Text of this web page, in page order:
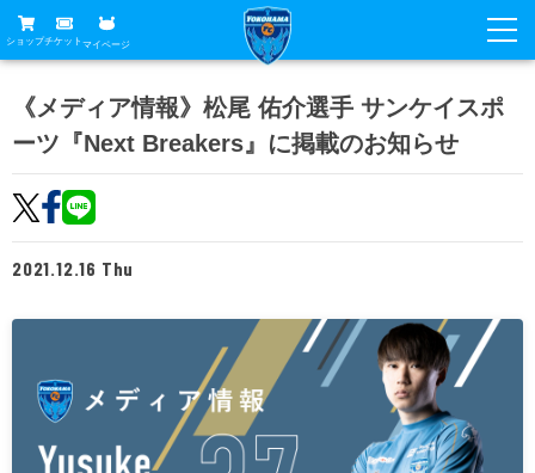
ショップチケット マイページ
グッズ
ホームタウン
トップチーム
試合
試合
試合日程
チケット
チケットガイド
販売スケジュール
ニッパツシート
チーム
練習見学について
横浜FC観戦ガイド
クラブ
クラブ概要
ファン
《メディア情報》松尾 佑介選手 サンケイスポ
ーツ『Next Breakers』に掲載のお知らせ
2021.12.16 Thu